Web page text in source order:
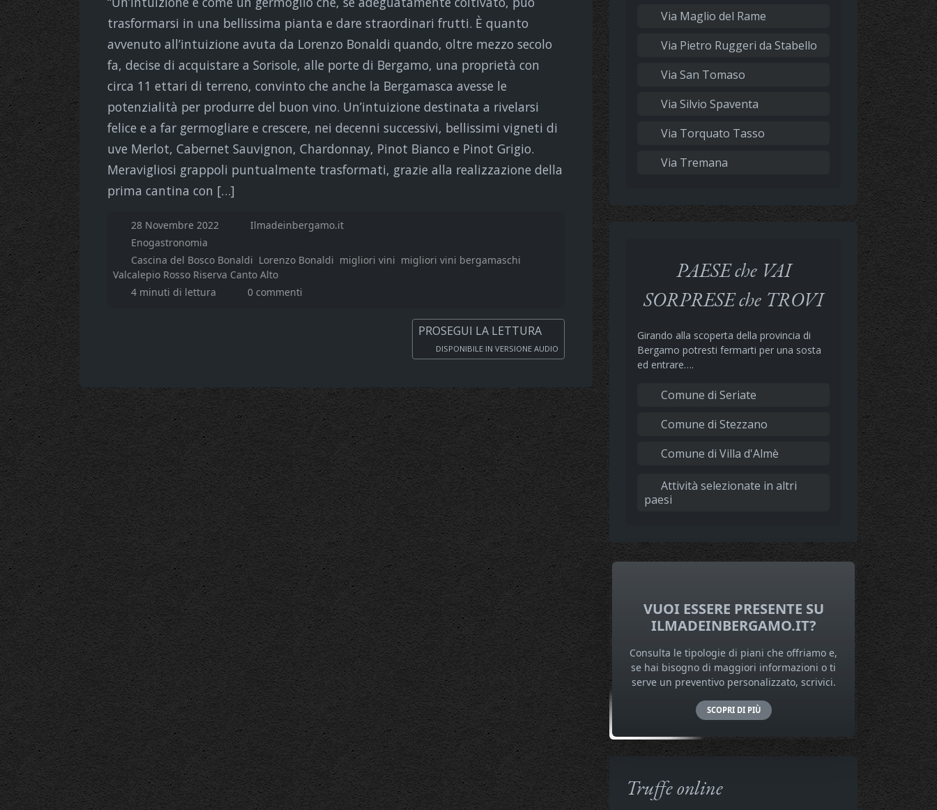
trasformarsi in una bellissima pianta e dare straordinari frutti. È quanto
avvenuto all’intuizione avuta da Lorenzo Bonaldi quando, oltre mezzo secolo
fa, decise di acquistare a Sorisole, alle porte di Bergamo, una proprietà con
circa 11 ettari di terreno, convinto che anche la Bergamasca avesse le
potenzialità per produrre del buon vino. Un’intuizione destinata a rivelarsi
felice e a far germogliare e crescere, nei decenni successivi, bellissimi vigneti di
uve Merlot, Cabernet Sauvignon, Chardonnay, Pinot Bianco e Pinot Grigio.
Meravigliosi grappoli puntualmente trasformati, grazie alla realizzazione della
prima cantina con […]
28 Novembre 2022
Ilmadeinbergamo.it
Enogastronomia
Cascina del Bosco Bonaldi Lorenzo Bonaldi migliori vini migliori vini bergamaschi
Valcalepio Rosso Riserva Canto Alto
4 minuti di lettura
0 commenti
PROSEGUI LA LETTURA
DISPONIBILE IN VERSIONE AUDIO
Via Maglio del Rame
Via Pietro Ruggeri da Stabello
Via San Tomaso
Via Silvio Spaventa
Via Torquato Tasso
Via Tremana
PAESE che VAI
SORPRESE che TROVI
Girando alla scoperta della provincia di
Bergamo potresti fermarti per una sosta
ed entrare….
Comune di Seriate
Comune di Stezzano
Comune di Villa d'Almè
Attività selezionate in altri
paesi
VUOI ESSERE PRESENTE SU
ILMADEINBERGAMO.IT?
Consulta le tipologie di piani che offriamo e,
se hai bisogno di maggiori informazioni o ti
serve un preventivo personalizzato, scrivici.
SCOPRI DI PIÙ
Truffe online